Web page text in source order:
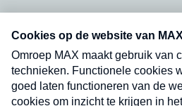
nieuwsbrief. Elke vrijdag- en
uw mailbox.